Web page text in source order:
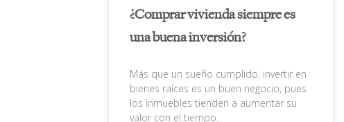
¿Comprar vivienda siempre es
una buena inversión?
Más que un sueño cumplido, invertir en
bienes raíces es un buen negocio, pues
los inmuebles tienden a aumentar su
valor con el tiempo.